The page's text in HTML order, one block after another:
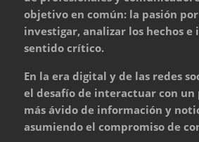
objetivo en común: la pasión
investigar, analizar los hechos e
sentido crítico.
En la era digital y de las redes
el desafío de interactuar con un
más ávido de información y
asumiendo el compromiso de